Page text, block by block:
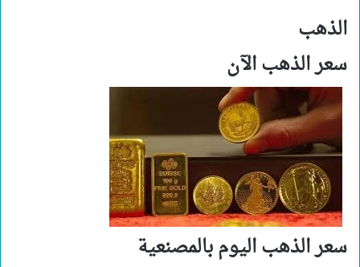
الذهب
سعر الذهب الآن
سعر الذهب اليوم بالمصنعية